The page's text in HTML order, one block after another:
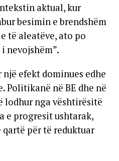
aktual, kur
besimin e brendshëm
të aleatëve, ato po
nevojshëm”.
efekt dominues edhe
Politikanë në BE dhe në
lodhur nga vështirësitë
e progresit ushtarak,
për të reduktuar